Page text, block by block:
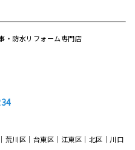
・防水リフォーム専門店
荒川区｜台東区｜江東区｜北区｜川口